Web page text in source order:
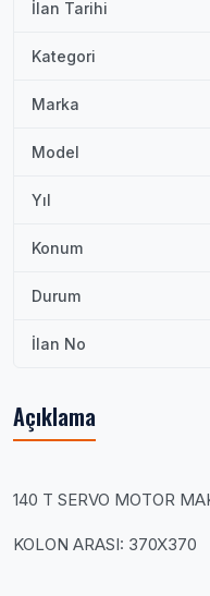
İlan Tarihi
Kategori
Marka
Model
Yıl
Konum
Durum
İlan No
Açıklama
140 T SERVO MOTOR
KOLON ARASI: 370X370